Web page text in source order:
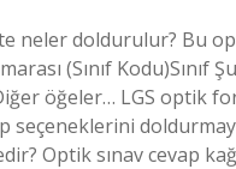
neler doldurulur? Bu
(Sınıf
öğeler… LGS optik
seçeneklerini
Optik sınav cevap